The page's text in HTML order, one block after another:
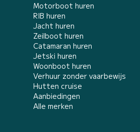
Motorboot huren
RIB huren
Jacht huren
Zeilboot huren
Catamaran huren
Jetski huren
Woonboot huren
Verhuur zonder vaarbewijs
Hutten cruise
Aanbiedingen
Alle merken